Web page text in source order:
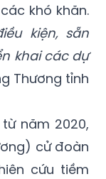
khó khăn.
kiện, sẵn
khai các dự
Thương tỉnh
năm 2020,
cử đoàn
cứu tiềm